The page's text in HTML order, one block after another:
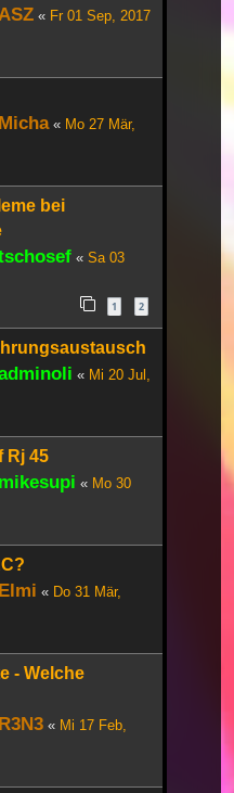
« Fr 01 Sep, 2017
Micha« Mo 27 Mär,
bei
« Sa 03
1 2
« Mi 20 Jul,
Rj 45
mikesupi « Mo 30
Elmi « Do 31 Mär,
- Welche
R3N3 « Mi 17 Feb,